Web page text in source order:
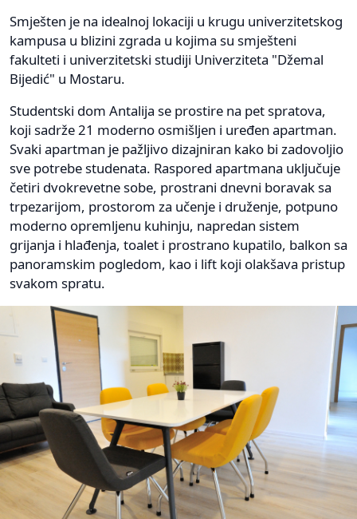
Smješten je na idealnoj lokaciji u krugu univerzitetskog
kampusa u blizini zgrada u kojima su smješteni
fakulteti i univerzitetski studiji Univerziteta "Džemal
Bijedić" u Mostaru.
Studentski dom Antalija se prostire na pet spratova,
koji sadrže 21 moderno osmišljen i uređen apartman.
Svaki apartman je pažljivo dizajniran kako bi zadovoljio
sve potrebe studenata. Raspored apartmana uključuje
četiri dvokrevetne sobe, prostrani dnevni boravak sa
trpezarijom, prostorom za učenje i druženje, potpuno
moderno opremljenu kuhinju, napredan sistem
grijanja i hlađenja, toalet i prostrano kupatilo, balkon sa
panoramskim pogledom, kao i lift koji olakšava pristup
svakom spratu.